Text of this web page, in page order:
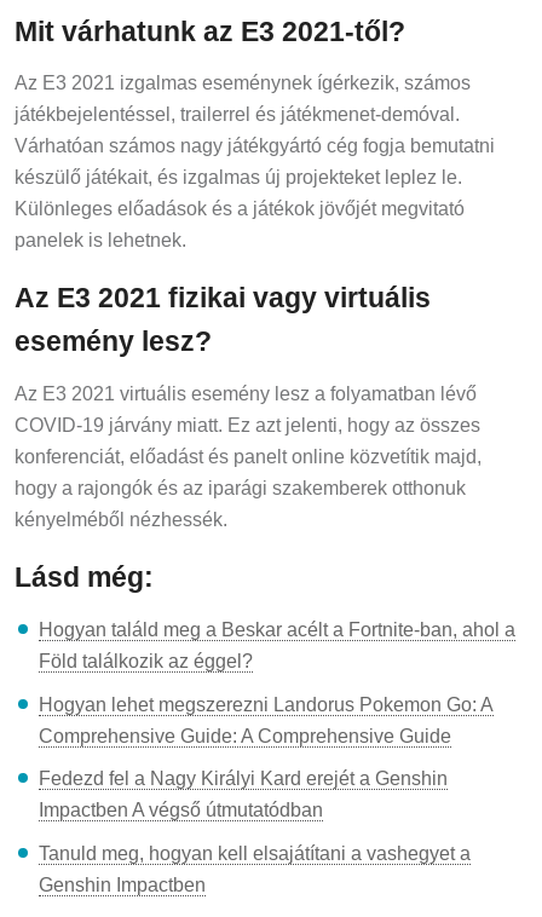
Mit várhatunk az E3 2021-től?
Az E3 2021 izgalmas eseménynek ígérkezik, számos
játékbejelentéssel, trailerrel és játékmenet-demóval.
Várhatóan számos nagy játékgyártó cég fogja bemutatni
készülő játékait, és izgalmas új projekteket leplez le.
Különleges előadások és a játékok jövőjét megvitató
panelek is lehetnek.
Az E3 2021 fizikai vagy virtuális
esemény lesz?
Az E3 2021 virtuális esemény lesz a folyamatban lévő
COVID-19 járvány miatt. Ez azt jelenti, hogy az összes
konferenciát, előadást és panelt online közvetítik majd,
hogy a rajongók és az iparági szakemberek otthonuk
kényelméből nézhessék.
Lásd még:
Hogyan találd meg a Beskar acélt a Fortnite-ban, ahol a
Föld találkozik az éggel?
Hogyan lehet megszerezni Landorus Pokemon Go: A
Comprehensive Guide: A Comprehensive Guide
Fedezd fel a Nagy Királyi Kard erejét a Genshin
Impactben A végső útmutatódban
Tanuld meg, hogyan kell elsajátítani a vashegyet a
Genshin Impactben